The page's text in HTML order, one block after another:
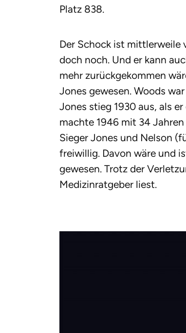
Platz 838.
Der Schock ist mittlerweile
doch noch. Und er kann
mehr zurückgekommen
Jones gewesen. Woods
Jones stieg 1930 aus, als
machte 1946 mit 34
Sieger Jones und Nelson
freiwillig. Davon wäre und
gewesen. Trotz der
Medizinratgeber liest.